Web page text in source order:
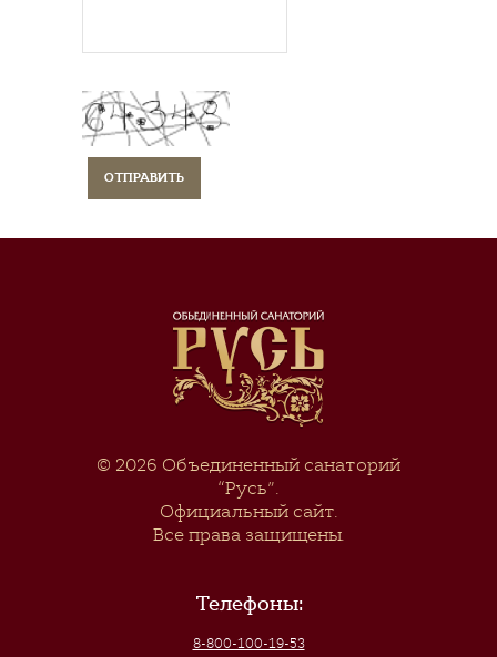
© 2026 Объединенный санаторий
“Русь”.
Официальный сайт.
Все права защищены.
Телефоны:
8-800-100-19-53